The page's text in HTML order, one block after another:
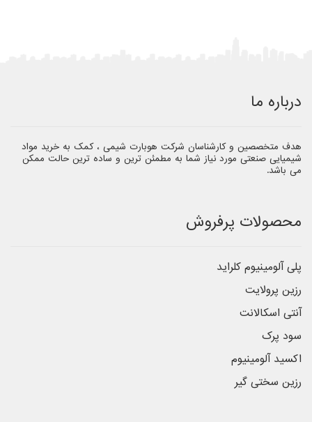
درباره ما
هدف متخصصین و کارشناسان شرکت هوبارت شیمی ، کمک به خرید مواد
شیمیایی صنعتی مورد نیاز شما به مطمئن ترین و ساده ترین حالت ممکن
می باشد.
محصولات پرفروش
پلی آلومینیوم کلراید
رزین پرولایت
آنتی اسکالانت
سود پرک
اکسید آلومینیوم
رزین سختی گیر